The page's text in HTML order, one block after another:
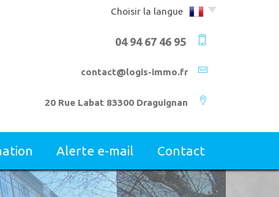
Choisir la langue
04 94 67 46 95
contact@logis-immo.fr
20 Rue Labat 83300 Draguignan
alerte e-mail contact